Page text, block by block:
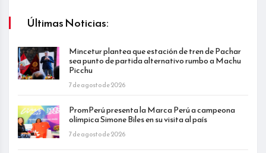
Últimas Noticias:
Mincetur plantea que estación de tren de Pachar
sea punto de partida alternativo rumbo a Machu
Picchu
7 de agosto de 2026
PromPerú presenta la Marca Perú a campeona
olímpica Simone Biles en su visita al país
7 de agosto de 2026